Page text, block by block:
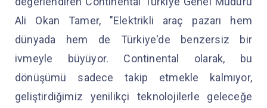
Ali Okan Tamer, "Elektrikli araç pazarı hem
dünyada hem de Türkiye'de benzersiz bir
ivmeyle büyüyor. Continental olarak, bu
dönüşümü sadece takip etmekle kalmıyor,
geliştirdiğimiz yenilikçi teknolojilerle geleceğe